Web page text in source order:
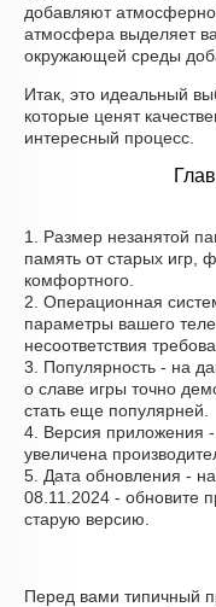
добавляют
атмосфера выделяет
окружающей среды
Итак, это идеальный
которые ценят
интересный процесс.
1. Размер незанятой
память от старых игр,
комфортного.
2. Операционная
параметры вашего
несоответствия
3. Популярность - на
о cлаве игры точно
стать еще популярней.
4. Версия приложения
увеличена
5. Дата обновления -
08.11.2024 - обновите
старую версию.
Перед вами типичный